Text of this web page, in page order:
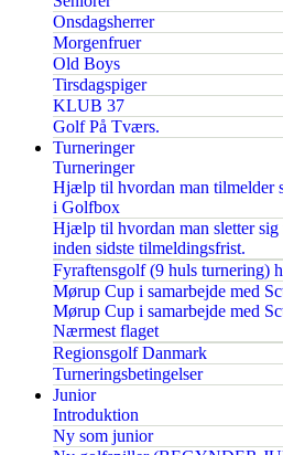
Onsdagsherrer
Morgenfruer
Old Boys
Tirsdagspiger
KLUB 37
Golf På Tværs.
Turneringer
Turneringer
Hjælp til hvordan man tilmelder
i Golfbox
Hjælp til hvordan man sletter
inden sidste tilmeldingsfrist.
Fyraftensgolf (9 huls turnering)
Mørup Cup i samarbejde med
Mørup Cup i samarbejde med
Nærmest flaget
Regionsgolf Danmark
Turneringsbetingelser
Junior
Introduktion
Ny som junior